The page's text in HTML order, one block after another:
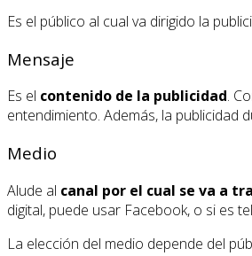
Es el público al cual va dirigido la
Mensaje
Es el contenido de la publicidad.
entendimiento. Además, la publicidad
Medio
Alude al canal por el cual se va a
digital, puede usar Facebook, o si es
La elección del medio depende del